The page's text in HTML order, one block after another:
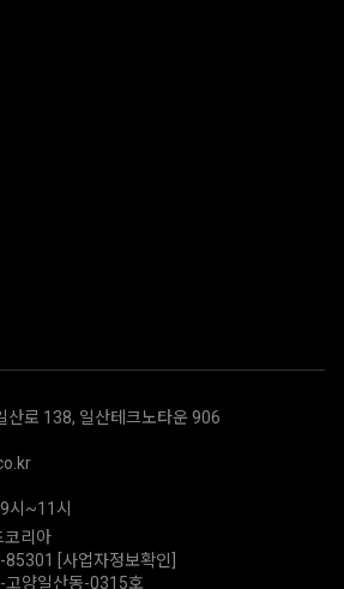
산로 138, 일산테크노타운 906
시~11시
코리아
85301
[사업자정보확인]
고양일산동-0315호